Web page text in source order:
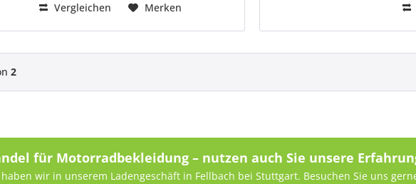
Vergleichen Merken
2
für Motorradbekleidung – nutzen auch Sie unsere
wir in unserem Ladengeschäft in Fellbach bei Stuttgart. Besuchen Sie uns